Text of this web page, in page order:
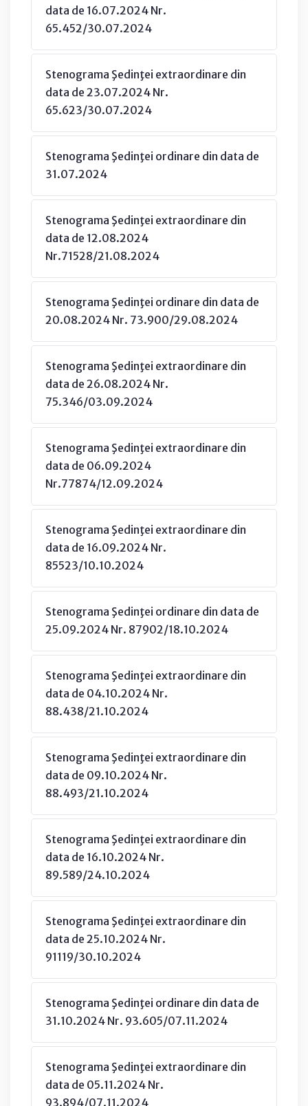
data de 16.07.2024 Nr.
65.452/30.07.2024
Stenograma Şedinţei extraordinare din
data de 23.07.2024 Nr.
65.623/30.07.2024
Stenograma Şedinţei ordinare din data de
31.07.2024
Stenograma Şedinţei extraordinare din
data de 12.08.2024
Nr.71528/21.08.2024
Stenograma Şedinţei ordinare din data de
20.08.2024 Nr. 73.900/29.08.2024
Stenograma Şedinţei extraordinare din
data de 26.08.2024 Nr.
75.346/03.09.2024
Stenograma Şedinţei extraordinare din
data de 06.09.2024
Nr.77874/12.09.2024
Stenograma Şedinţei extraordinare din
data de 16.09.2024 Nr.
85523/10.10.2024
Stenograma Şedinţei ordinare din data de
25.09.2024 Nr. 87902/18.10.2024
Stenograma Şedinţei extraordinare din
data de 04.10.2024 Nr.
88.438/21.10.2024
Stenograma Şedinţei extraordinare din
data de 09.10.2024 Nr.
88.493/21.10.2024
Stenograma Şedinţei extraordinare din
data de 16.10.2024 Nr.
89.589/24.10.2024
Stenograma Şedinţei extraordinare din
data de 25.10.2024 Nr.
91119/30.10.2024
Stenograma Şedinţei ordinare din data de
31.10.2024 Nr. 93.605/07.11.2024
Stenograma Şedinţei extraordinare din
data de 05.11.2024 Nr.
93.894/07.11.2024